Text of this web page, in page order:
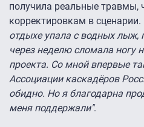
получила реальные травмы,
корректировкам в сценарии.
отдыхе упала с водных лыж,
через неделю сломала ногу
проекта. Со мной впервые
Ассоциации каскадёров
обидно. Но я благодарна
меня поддержали".